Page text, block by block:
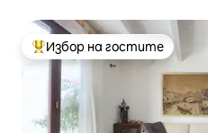
Най-популярен избор на
Избор на гостите